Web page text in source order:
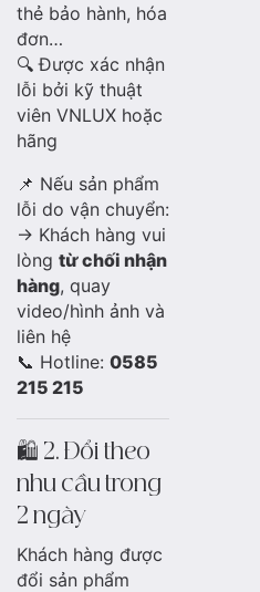
thẻ bảo hành, hóa
đơn…
🔍 Được xác nhận
lỗi bởi kỹ thuật
viên VNLUX hoặc
hãng
📌 Nếu sản phẩm
lỗi do vận chuyển:
→ Khách hàng vui
lòng từ chối nhận
hàng, quay
video/hình ảnh và
liên hệ
📞 Hotline: 0585
215 215
🛍️ 2. Đổi theo
nhu cầu trong
2 ngày
Khách hàng được
đổi sản phẩm